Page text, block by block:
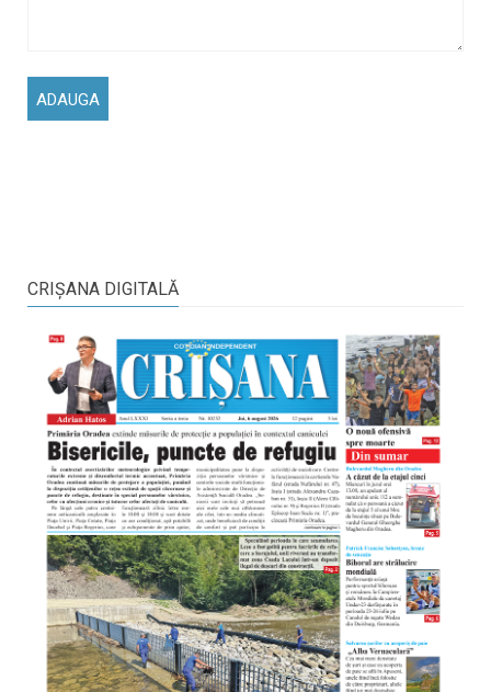
CRIŞANA DIGITALĂ